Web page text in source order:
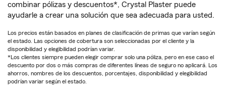
combinar pólizas y descuentos*, Crystal Plaster puede
ayudarle a crear una solución que sea adecuada para usted.
Los precios están basados en planes de clasificación de primas que varían según
el estado. Las opciones de cobertura son seleccionadas por el cliente y la
disponibilidad y elegibilidad podrían variar.
*Los clientes siempre pueden elegir comprar solo una póliza, pero en ese caso el
descuento por dos o más compras de diferentes líneas de seguro no aplicará. Los
ahorros, nombres de los descuentos, porcentajes, disponibilidad y elegibilidad
podrían variar según el estado.